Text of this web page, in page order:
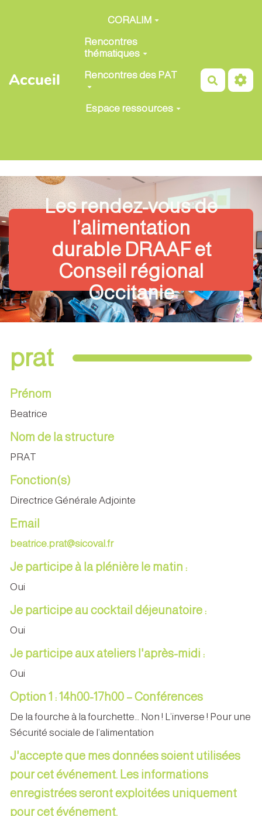
Aller au contenu principal
Accueil
CORALIM
Rencontres
thématiques
Rencontres des PAT
Espace ressources
Les rendez-vous de
l’alimentation
durable DRAAF et
Conseil régional
Occitanie
prat
Prénom
Beatrice
Nom de la structure
PRAT
Fonction(s)
Directrice Générale Adjointe
Email
beatrice.prat@sicoval.fr
Je participe à la plénière le matin :
Oui
Je participe au cocktail déjeunatoire :
Oui
Je participe aux ateliers l'après-midi :
Oui
Option 1 : 14h00-17h00 – Conférences
De la fourche à la fourchette… Non ! L’inverse ! Pour une
Sécurité sociale de l’alimentation
J'accepte que mes données soient utilisées
pour cet événement. Les informations
enregistrées seront exploitées uniquement
pour cet événement.